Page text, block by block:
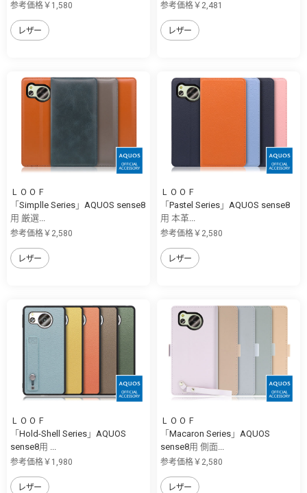
参考価格￥1,580
レザー
参考価格￥2,481
レザー
ＬＯＯＦ
「Simplle Series」AQUOS sense8
用 厳選...
参考価格￥2,580
レザー
ＬＯＯＦ
「Pastel Series」AQUOS sense8
用 本革...
参考価格￥2,580
レザー
ＬＯＯＦ
「Hold-Shell Series」AQUOS
sense8用 ...
参考価格￥1,980
レザー
ＬＯＯＦ
「Macaron Series」AQUOS
sense8用 側面...
参考価格￥2,580
レザー